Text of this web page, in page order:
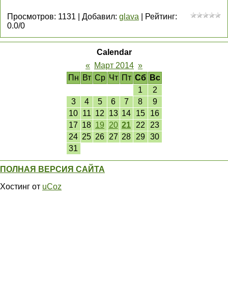
Просмотров: 1131 Добавил: glava Рейтинг:
0.0/0
Calendar
« Март 2014 »
Пн Вт Ср Чт Пт Сб
Вс
1
2
3
4 5 6 7 8
9
10 11 12 13 14 15
16
17 18 19 20 21 22
23
24 25 26 27 28 29
30
31
ПОЛНАЯ ВЕРСИЯ САЙТА
Хостинг от uCoz